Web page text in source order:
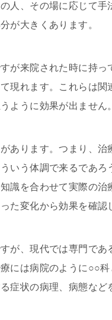
人、その場に応じて
が大きくあります。
が来院された時に持っ
現れます。これらは
ように効果が出ません。
あります。つまり、
いう体調で来るであ
識を合わせて実際の
変化から効果を確認
が、現代では専門で
には病院のように○○
症状の病理、病態な